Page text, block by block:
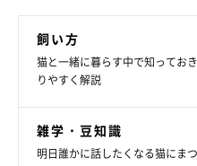
循環式の自動給水器を使う
水を循環させてフィルターで
るので、いつでも新鮮な水を
きな猫にもおすすめです。
飼い方
猫と一緒に暮らす中で知ってお
りやすく解説
雑学・豆知識
明日誰かに話したくなる猫にま